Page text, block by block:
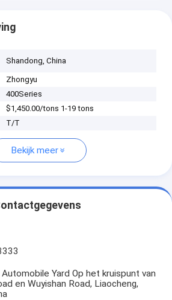
Shandong, China
Zhongyu
400Series
$1,450.00/tons 1-19 tons
T/T
Bekijk meer
Yard Op het kruispunt van
en Wuyishan Road, Liaocheng,